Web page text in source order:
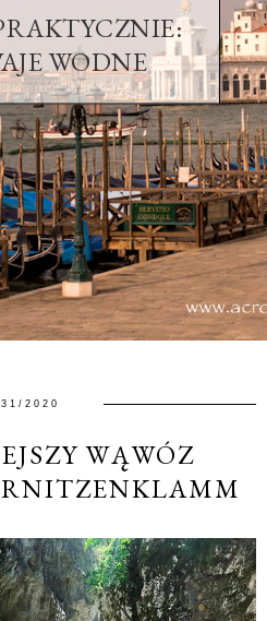
WODNE
2020
WĄWÓZ